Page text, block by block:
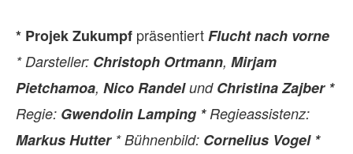
* Projek Zukumpf präsentiertFlucht nach vorne
* Darsteller: Christoph Ortmann, Mirjam
Pietchamoa, Nico Randelund Christina Zajber *
Regie: Gwendolin Lamping * Regieassistenz:
Markus Hutter* Bühnenbild: Cornelius Vogel *